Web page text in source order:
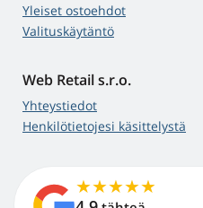
Yleiset ostoehdot
Valituskäytäntö
Web Retail s.r.o.
Yhteystiedot
Henkilötietojesi käsittelystä